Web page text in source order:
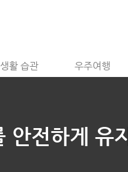
활 습관 우주여행
안전하게 유지